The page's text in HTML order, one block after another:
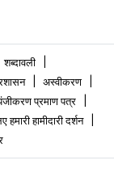
शब्दावली
अस्वीकरण
प्रमाण पत्र
हमारी हामीदारी दर्शन